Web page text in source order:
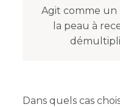
Agit comme
la peau à
Dans quels cas